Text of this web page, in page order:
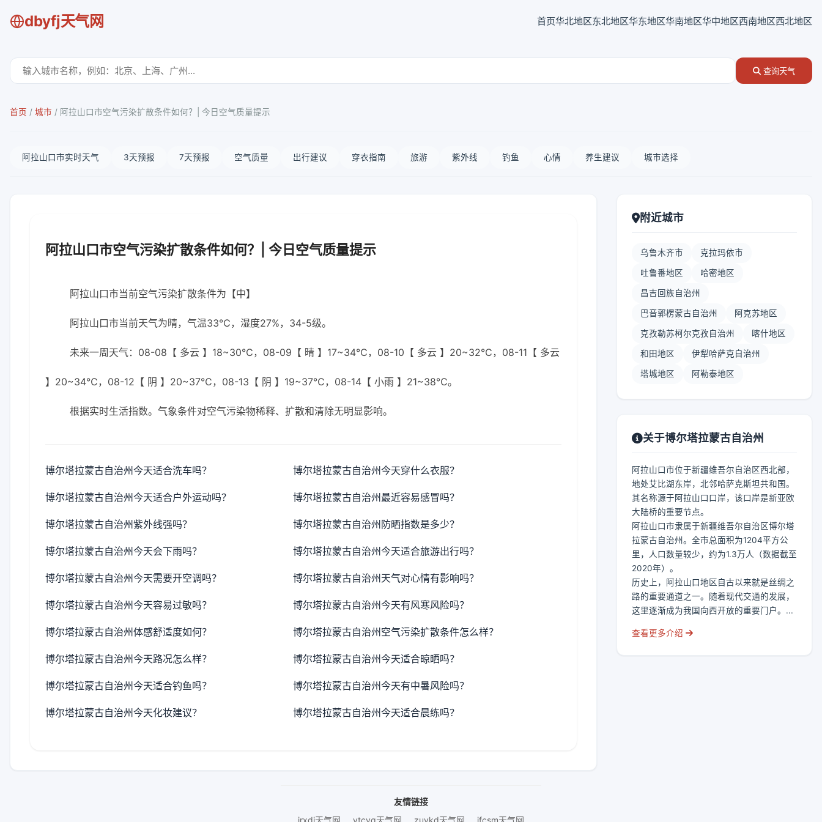
dbyfj天气网 首页华北地区东北地区华东地区华南地区华中地区西南地区西北地区
查询天气
首页 / 城市 / 阿拉山口市空气污染扩散条件如何？| 今日空气质量提示
阿拉山口市实时天气 3天预报 7天预报 空气质量 出行建议 穿衣指南 旅游 紫外线 钓鱼 心情 养生建议 城市选择
阿拉山口市空气污染扩散条件如何？| 今日空气质量提示
阿拉山口市当前空气污染扩散条件为【中】
阿拉山口市当前天气为晴，气温33℃，湿度27%，34-5级。
未来一周天气：08-08【 多云 】18~30℃，08-09【 晴 】17~34℃，08-10【 多云 】20~32℃，08-11【 多云
】20~34℃，08-12【 阴 】20~37℃，08-13【 阴 】19~37℃，08-14【 小雨 】21~38℃。
根据实时生活指数。气象条件对空气污染物稀释、扩散和清除无明显影响。
博尔塔拉蒙古自治州今天适合洗车吗？ 博尔塔拉蒙古自治州今天穿什么衣服？
博尔塔拉蒙古自治州今天适合户外运动吗？ 博尔塔拉蒙古自治州最近容易感冒吗？
博尔塔拉蒙古自治州紫外线强吗？ 博尔塔拉蒙古自治州防晒指数是多少？
博尔塔拉蒙古自治州今天会下雨吗？ 博尔塔拉蒙古自治州今天适合旅游出行吗？
博尔塔拉蒙古自治州今天需要开空调吗？ 博尔塔拉蒙古自治州天气对心情有影响吗？
博尔塔拉蒙古自治州今天容易过敏吗？ 博尔塔拉蒙古自治州今天有风寒风险吗？
博尔塔拉蒙古自治州体感舒适度如何？ 博尔塔拉蒙古自治州空气污染扩散条件怎么样？
博尔塔拉蒙古自治州今天路况怎么样？ 博尔塔拉蒙古自治州今天适合晾晒吗？
博尔塔拉蒙古自治州今天适合钓鱼吗？ 博尔塔拉蒙古自治州今天有中暑风险吗？
博尔塔拉蒙古自治州今天化妆建议？ 博尔塔拉蒙古自治州今天适合晨练吗？
附近城市
乌鲁木齐市 克拉玛依市
吐鲁番地区 哈密地区
昌吉回族自治州
巴音郭楞蒙古自治州 阿克苏地区
克孜勒苏柯尔克孜自治州 喀什地区
和田地区 伊犁哈萨克自治州
塔城地区 阿勒泰地区
关于博尔塔拉蒙古自治州
阿拉山口市位于新疆维吾尔自治区西北部，
地处艾比湖东岸，北邻哈萨克斯坦共和国。
其名称源于阿拉山口口岸，该口岸是新亚欧
大陆桥的重要节点。
阿拉山口市隶属于新疆维吾尔自治区博尔塔
拉蒙古自治州。全市总面积为1204平方公
里，人口数量较少，约为1.3万人（数据截至
2020年）。
历史上，阿拉山口地区自古以来就是丝绸之
路的重要通道之一。随着现代交通的发展，
这里逐渐成为我国向西开放的重要门户。...
查看更多介绍
友情链接
jrxdj天气网
ytcyq天气网 zuykd天气网 jfcsm天气网